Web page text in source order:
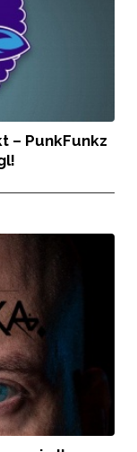
– PunkFunkz